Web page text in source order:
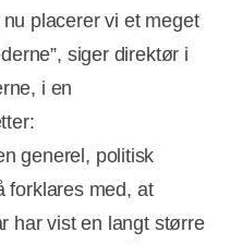
placerer vi et meget
siger direktør i
i en
generel, politisk
forklares med, at
har vist en langt større